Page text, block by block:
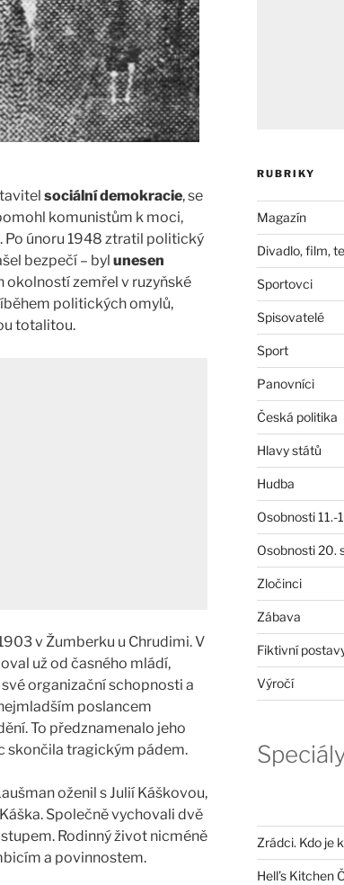
sociální demokracie, se
komunistům k moci,
Po únoru 1948 ztratil politický
bezpečí – byl unesen
okolností zemřel v ruzyňské
politických omylů,
totalitou.
v Žumberku u Chrudimi. V
už od časného mládí,
organizační schopnosti a
poslancem
To předznamenalo jeho
skončila tragickým pádem.
oženil s Julií Káškovou,
Společně vychovali dvě
Rodinný život nicméně
a povinnostem.
RUBRIKY
Magazín
Divadlo, film,
Sportovci
Spisovatelé
Sport
Panovníci
Česká politika
Hlavy států
Hudba
Osobnosti 11.-
Osobnosti 20.
Zločinci
Zábava
Fiktivní
Výročí
Zrádci. Kdo je
Hell’s Kitchen